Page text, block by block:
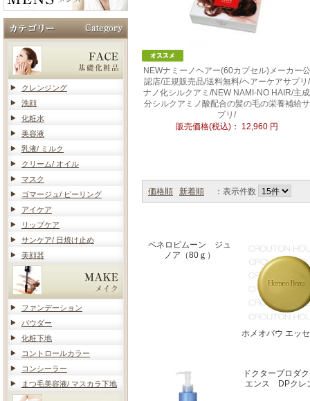
クレンジング
洗顔
化粧水
美容液
乳液/ ミルク
クリーム/ オイル
マスク
ゴマージュ/ ピーリング
アイケア
リップケア
サンケア/ 日焼け止め
美顔器
ファンデーション
パウダー
化粧下地
コントロールカラー
コンシーラー
まつ毛美容液/ マスカラ下地
NEWナミーノヘアー(60カプセル)メーカー公
認店/正規販売品/送料無料/ヘアーケアサプリ/
ナノ化シルクアミ/NEW NAMI-NO HAIR/主成
分シルクアミノ酸配合の髪の毛の栄養補給サ
プリ/
販売価格(税込)：
12,960円
価格順 新着順 ：表示件数
ペネロピムーン ジュ
ノア（80ｇ）
ホメオバウ エッ
ドクタープロダ
エンス DPクレ